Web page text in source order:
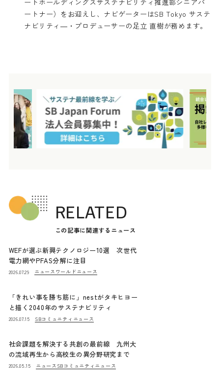
ートナー）をお迎えし、ナビゲーターはSB Tokyo サステ
ナビリティ―・プロデューサーの足立 直樹が務めます。
RELATED
この記事に関連するニュース
WEFが選ぶ新興テクノロジー10選 次世代
電力網やPFAS分解に注目
2026.07.29 ニュース ワールドニュース
「きれい事を勝ち筋に」nestがタキヒヨー
と描く2040年のサステナビリティ
2026.07.15 SBコミュニティニュース
社会課題を解決する共創の最前線 九州大
の流域再生から高校生の異分野研究まで
2026.05.15 ニュース SBコミュニティニュース